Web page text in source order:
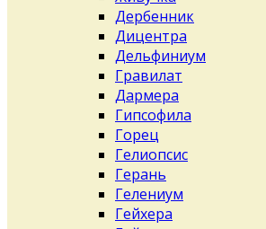
Дербенник
Дицентра
Дельфиниум
Гравилат
Дармера
Гипсофила
Горец
Гелиопсис
Герань
Гелениум
Гейхера